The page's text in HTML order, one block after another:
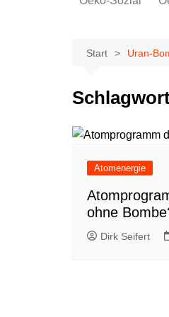
Arbeitsplätze
Start Uran-
Atomenergie
ohne
Dirk Seifert